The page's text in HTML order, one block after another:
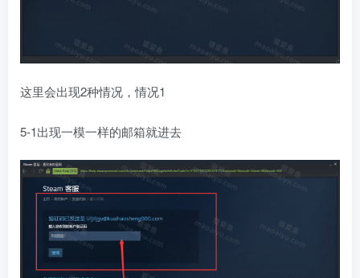
这里会出现2种情况，情况1
5-1出现一模一样的邮箱就进去